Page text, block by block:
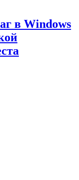
в Windows